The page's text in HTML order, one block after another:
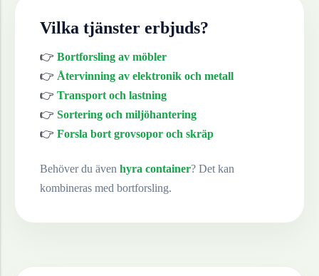
Vilka tjänster erbjuds?
👉 Bortforsling av möbler
👉 Återvinning av elektronik och metall
👉 Transport och lastning
👉 Sortering och miljöhantering
👉 Forsla bort grovsopor och skräp
Behöver du även hyra container? Det kan
kombineras med bortforsling.